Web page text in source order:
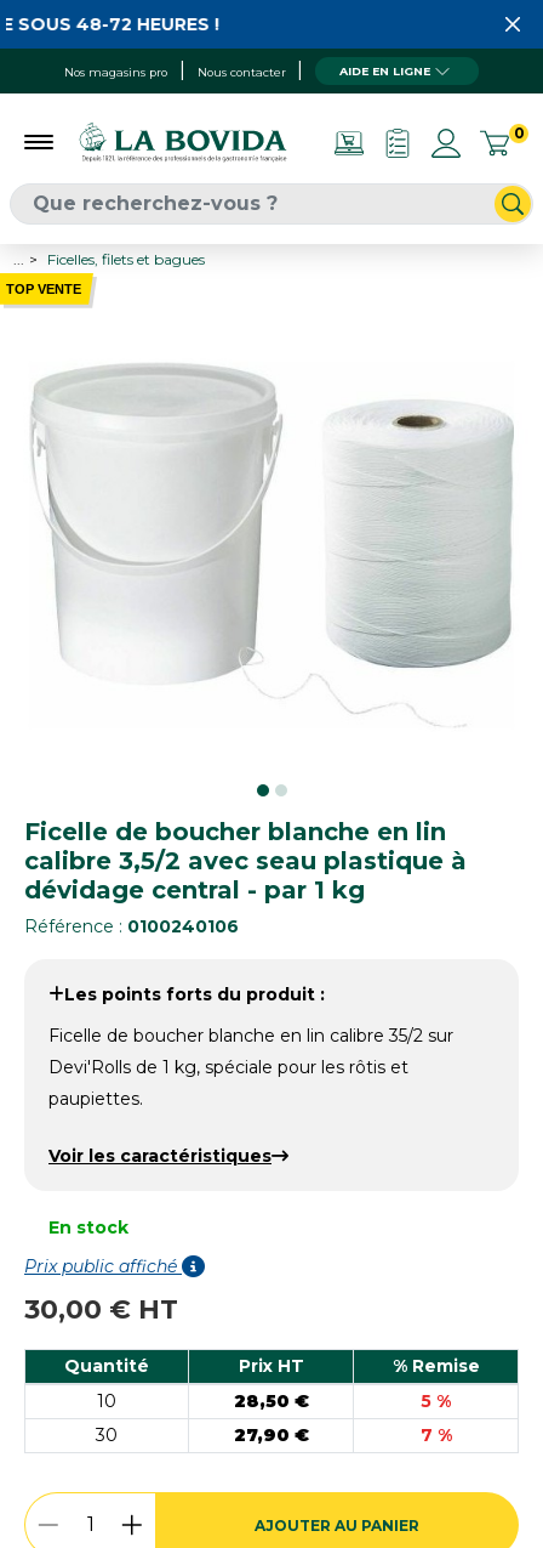
Nos magasins pro Nous contacter AIDE EN LIGNE
0
48-72 HEURES !
Ficelles, filets et bagues
TOP VENTE
Ficelle de boucher blanche en lin
calibre 3,5/2 avec seau plastique à
dévidage central - par 1 kg
Référence : 0100240106
Les points forts du produit :
Ficelle de boucher blanche en lin calibre 35/2 sur
Devi'Rolls de 1 kg, spéciale pour les rôtis et
paupiettes.
Voir les caractéristiques
En stock
Prix public affiché
30,00 € HT
Quantité Prix HT
% Remise
10
28,50 €
5 %
30
27,90 € 7 %
AJOUTER AU PANIER